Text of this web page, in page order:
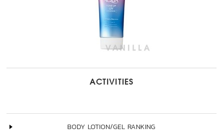
ACTIVITIES
BODY LOTION/GEL RANKING